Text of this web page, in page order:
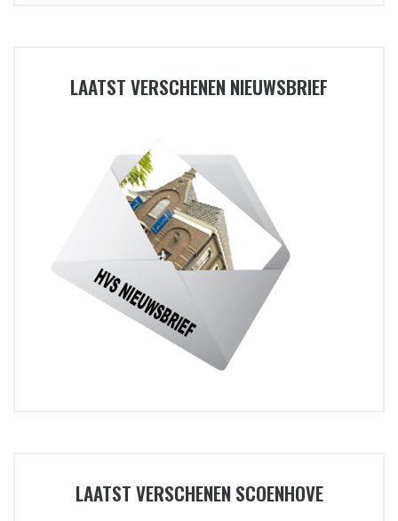
LAATST VERSCHENEN NIEUWSBRIEF
LAATST VERSCHENEN SCOENHOVE